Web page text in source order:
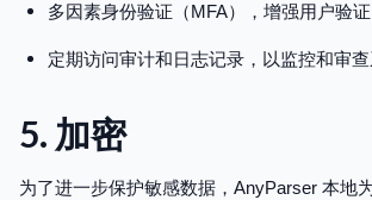
多因素身份验证（MFA），增强用户验证
定期访问审计和日志记录，以监控和审查
5. 加密
为了进一步保护敏感数据，AnyParser 本地